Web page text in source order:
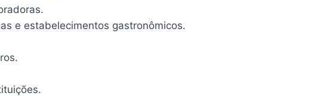
e estabelecimentos gastronômicos.